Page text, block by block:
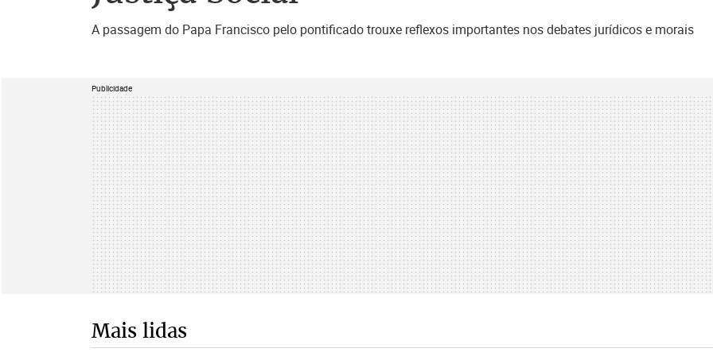
A passagem do Papa Francisco pelo pontificado trouxe reflexos importantes nos debates jurídicos e morais
Publicidade
Mais lidas